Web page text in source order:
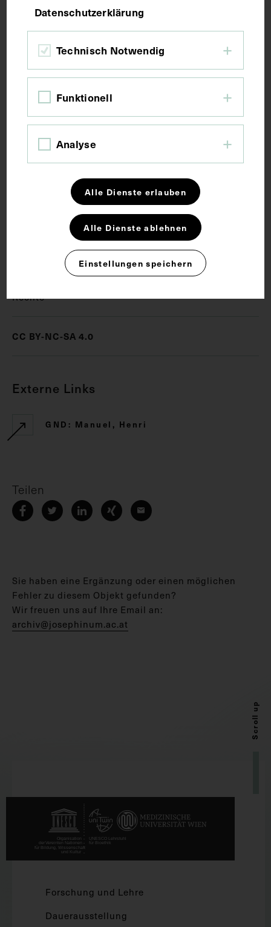
Bildmaß 16,6 x 11,3 cm
Bildmaß inkl. Untergrund 31,4 x 21,7 cm
Die fotografische Vorlage stammt von Henri Manuel.
Der Ausschnitt ist einer unbekannten Ausgabe der
französischsprachigen Fachzeitschrift La Vie
Medicale entnommen worden.
Rechte
CC BY-NC-SA 4.0
Externe Links
GND: Manuel, Henri
Teilen
Sie haben eine Ergänzung oder einen möglichen
Fehler zu diesem Objekt gefunden?
Wir freuen uns auf Ihre Email an:
archiv@josephinum.ac.at
Scroll up
Forschung und Lehre
Dauerausstellung
Datenschutzerklärung
Technisch Notwendig
Funktionell
Analyse
Alle Dienste erlauben
Alle Dienste ablehnen
Einstellungen speichern